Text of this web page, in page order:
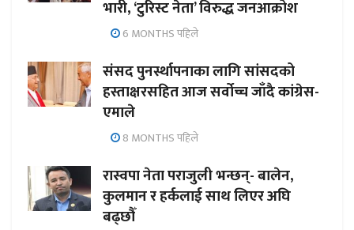
भारी, ‘टुरिस्ट नेता’ विरुद्ध जनआक्रोश
6 MONTHS पहिले
संसद पुनर्स्थापनाका लागि सांसदको
हस्ताक्षरसहित आज सर्वोच्च जाँदै कांग्रेस-
एमाले
8 MONTHS पहिले
रास्वपा नेता पराजुली भन्छन्- बालेन,
कुलमान र हर्कलाई साथ लिएर अघि
बढ्छौँ